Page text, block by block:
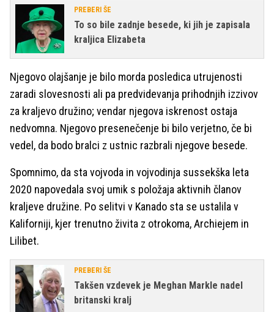
PREBERI ŠE
To so bile zadnje besede, ki jih je zapisala
kraljica Elizabeta
Njegovo olajšanje je bilo morda posledica utrujenosti
zaradi slovesnosti ali pa predvidevanja prihodnjih izzivov
za kraljevo družino; vendar njegova iskrenost ostaja
nedvomna. Njegovo presenečenje bi bilo verjetno, če bi
vedel, da bodo bralci z ustnic razbrali njegove besede.
Spomnimo, da sta vojvoda in vojvodinja sussekška leta
2020 napovedala svoj umik s položaja aktivnih članov
kraljeve družine. Po selitvi v Kanado sta se ustalila v
Kaliforniji, kjer trenutno živita z otrokoma, Archiejem in
Lilibet.
PREBERI ŠE
Takšen vzdevek je Meghan Markle nadel
britanski kralj